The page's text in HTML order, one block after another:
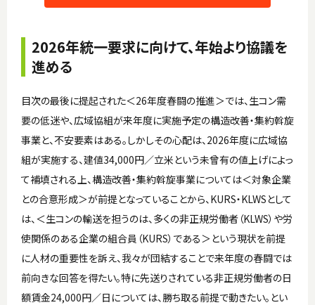
2026年統一要求に向けて、年始より協議を
進める
目次の最後に提起された＜26年度春闘の推進＞では、生コン需
要の低迷や、広域協組が来年度に実施予定の構造改善・集約斡旋
事業と、不安要素はある。しかしその心配は、2026年度に広域協
組が実施する、建値34,000円／立米という未曾有の値上げによっ
て補填される上、構造改善・集約斡旋事業については＜対象企業
との合意形成＞が前提となっていることから、KURS・KLWSとして
は、＜生コンの輸送を担うのは、多くの非正規労働者（KLWS）や労
使関係のある企業の組合員（KURS）である＞という現状を前提
に人材の重要性を訴え、我々が団結することで来年度の春闘では
前向きな回答を得たい。特に先送りされている非正規労働者の日
額賃金24,000円／日については、勝ち取る前提で動きたい。とい